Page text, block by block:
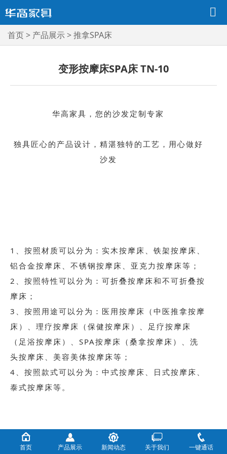
首页> 产品展示>推拿SPA床
变形按摩床SPA床 TN-10
华高家具，您的沙发定制专家
独具匠心的产品设计，精湛独特的工艺，用心做好
沙发
1、按照材质可以分为：实木按摩床、铁架按摩床、
铝合金按摩床、不锈钢按摩床、亚克力按摩床等；
2、按照特性可以分为：可折叠按摩床和不可折叠按
摩床；
3、按照用途可以分为：医用按摩床（中医推拿按摩
床）、理疗按摩床（保健按摩床）、足疗按摩床
（足浴按摩床）、SPA按摩床（桑拿按摩床）、洗
头按摩床、美容美体按摩床等；
4、按照款式可以分为：中式按摩床、日式按摩床、
泰式按摩床等。
首页 产品展示 新闻动态 关于我们 一键通话